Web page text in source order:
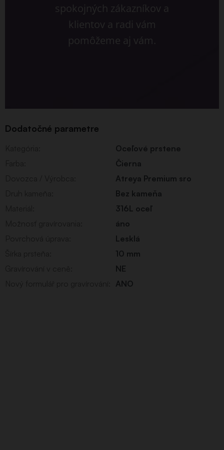
spokojných zákazníkov a
klientov a radi vám
pomôžeme aj vám.
Dodatočné parametre
Oceľové prstene
Čierna
Atreya Premium sro
Bez kameňa
316L oceľ
áno
Lesklá
10 mm
NE
ANO